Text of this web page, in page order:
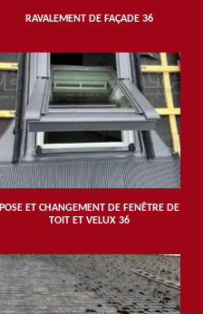
RAVALEMENT DE FAÇADE 36
POSE ET CHANGEMENT DE FENÊTRE DE
TOIT ET VELUX 36